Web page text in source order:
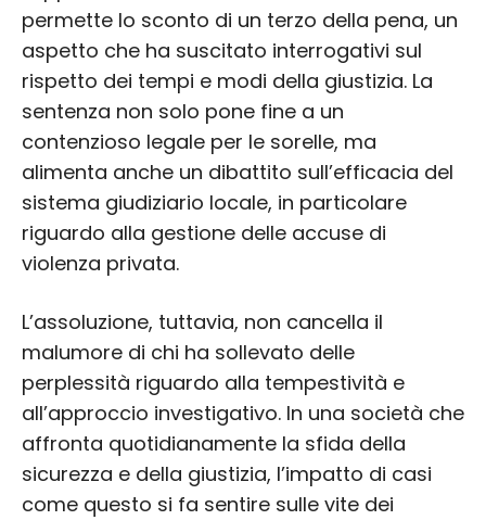
permette lo sconto di un terzo della pena, un
aspetto che ha suscitato interrogativi sul
rispetto dei tempi e modi della giustizia. La
sentenza non solo pone fine a un
contenzioso legale per le sorelle, ma
alimenta anche un dibattito sull’efficacia del
sistema giudiziario locale, in particolare
riguardo alla gestione delle accuse di
violenza privata.
L’assoluzione, tuttavia, non cancella il
malumore di chi ha sollevato delle
perplessità riguardo alla tempestività e
all’approccio investigativo. In una società che
affronta quotidianamente la sfida della
sicurezza e della giustizia, l’impatto di casi
come questo si fa sentire sulle vite dei